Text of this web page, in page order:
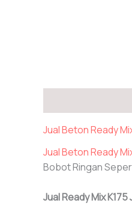
Jual Beton Ready
Jual Beton Ready
Bobot Ringan
Jual Ready Mix